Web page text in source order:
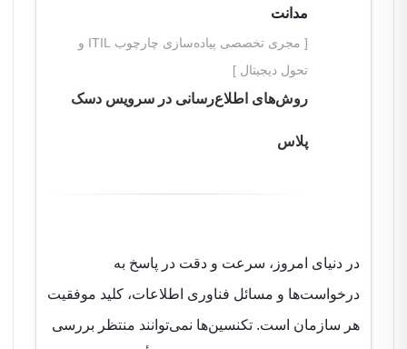
مدانت
[ مجری تخصصی پیاده‌سازی چارچوب ITIL و تحول
دیجیتال ]
روش‌های اطلاع‌رسانی در سرویس دسک
پلاس
در دنیای امروز، سرعت و دقت در پاسخ به درخواست‌ها
و مسائل فناوری اطلاعات، کلید موفقیت هر سازمان
است. تکنسین‌ها نمی‌توانند منتظر بررسی دستی همه